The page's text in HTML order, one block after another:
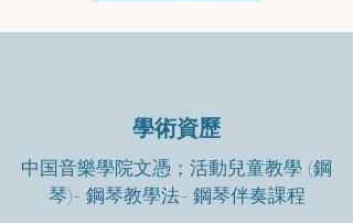
學術資歷
中国音樂學院文憑；活動兒童教學 (鋼
琴)- 鋼琴教學法- 鋼琴伴奏課程